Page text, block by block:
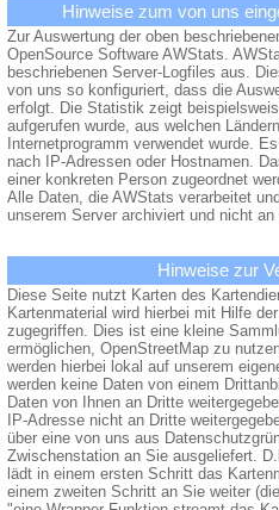
Hinweise zum von uns
Zur Auswertung der oben
OpenSource Software AWStats.
beschriebenen Server-Logfiles aus.
von uns so konfiguriert, dass die
erfolgt. Die Statistik zeigt
aufgerufen wurde, aus welchen
Internetprogramm verwendet wurde.
nach IP-Adressen oder Hostnamen.
einer konkreten Person zugeordnet
Alle Daten, die AWStats verarbeitet
unserem Server archiviert und nicht an
Hinweise zur
Diese Seite nutzt Karten des
Kartenmaterial wird hierbei mit Hilfe
zugegriffen. Dies ist eine kleine
ermöglichen, OpenStreetMap zu
werden hierbei lokal auf unserem
werden keine Daten von einem
Daten von Ihnen an Dritte
IP-Adresse nicht an Dritte
über eine von uns aus
Zwischenstation an Sie ausgeliefert.
lädt in einem ersten Schritt das
einem zweiten Schritt an Sie weiter